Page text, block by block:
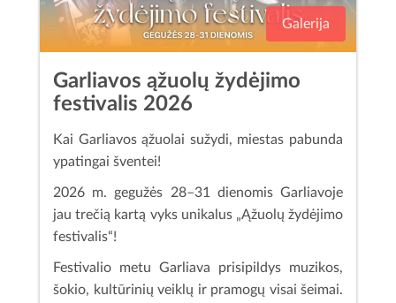
Galerija
Garliavos ąžuolų žydėjimo
festivalis 2026
Kai Garliavos ąžuolai sužydi, miestas pabunda
ypatingai šventei!
2026 m. gegužės 28–31 dienomis Garliavoje
jau trečią kartą vyks unikalus „Ąžuolų žydėjimo
festivalis“!
Festivalio metu Garliava prisipildys muzikos,
šokio, kultūrinių veiklų ir pramogų visai šeimai.